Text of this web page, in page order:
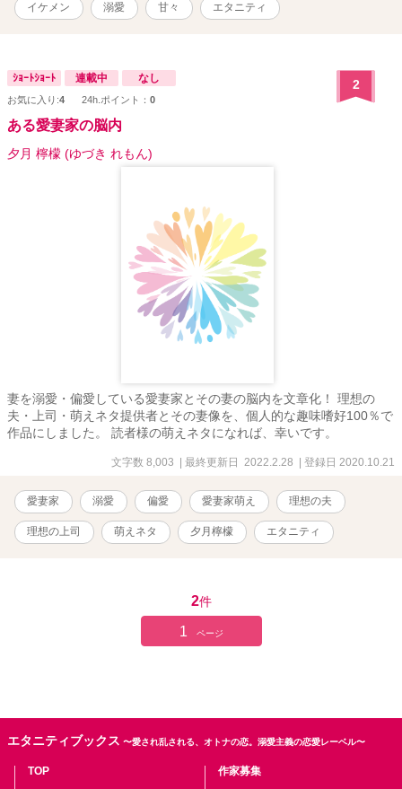
イケメン 溺愛 甘々 エタニティ
ｼｮｰﾄｼｮｰﾄ 連載中 なし
お気に入り:4 24h.ポイント： 0
2
ある愛妻家の脳内
夕月 檸檬 (ゆづき れもん)
妻を溺愛・偏愛している愛妻家とその妻の脳内を文章化！ 理想の
夫・上司・萌えネタ提供者とその妻像を、個人的な趣味嗜好100％で
作品にしました。 読者様の萌えネタになれば、幸いです。
文字数 8,003 | 最終更新日 2022.2.28 | 登録日 2020.10.21
愛妻家 溺愛 偏愛 愛妻家萌え 理想の夫
理想の上司 萌えネタ 夕月檸檬 エタニティ
2件
1 ページ
エタニティブックス 〜愛され乱される、オトナの恋。溺愛主義の恋愛レーベル〜
TOP 作家募集